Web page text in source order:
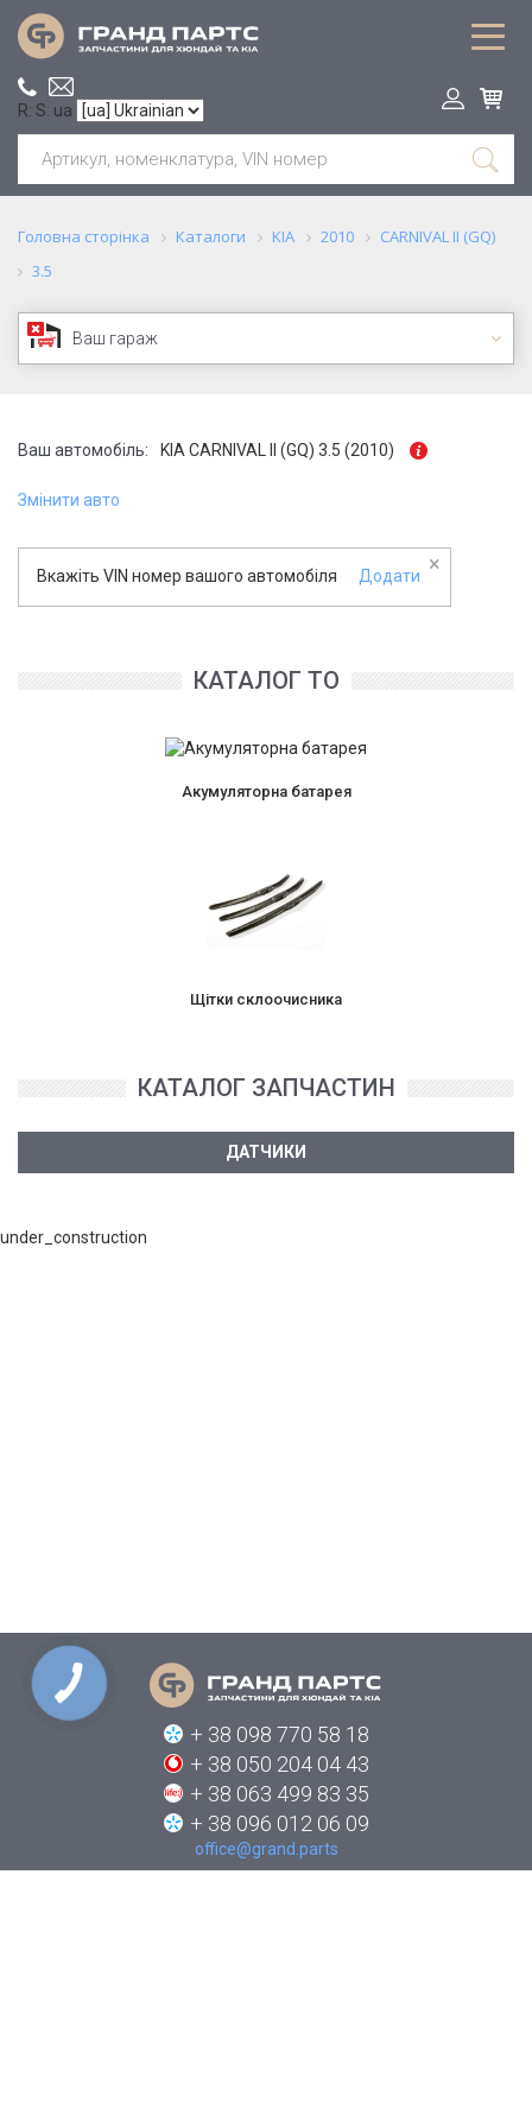
R: S: ua
Головна сторінка Каталоги KIA 2010
CARNIVAL II (GQ)
3.5
Ваш гараж
Ваш автомобіль: KIA CARNIVAL II (GQ) 3.5 (2010)
Змінити авто
Вкажіть VIN номер вашого автомобіля Додати
×
КАТАЛОГ ТО
Акумуляторна батарея
Щітки склоочисника
КАТАЛОГ ЗАПЧАСТИН
ДАТЧИКИ
under_construction
+ 38 098 770 58 18
+ 38 050 204 04 43
+ 38 063 499 83 35
+ 38 096 012 06 09
office@grand.parts
КНОПКА
СВЯЗИ